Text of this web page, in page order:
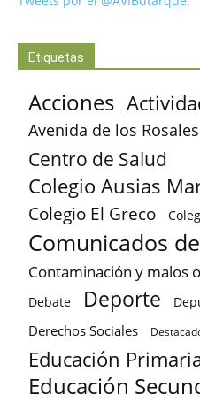
Etiquetas
Acciones
Avenida de los Rosales
Centro de Salud
Colegio Ausias
Colegio El Greco
Comunicados
Contaminación y malos
Debate Deporte
Derechos Sociales
Educación
Educación